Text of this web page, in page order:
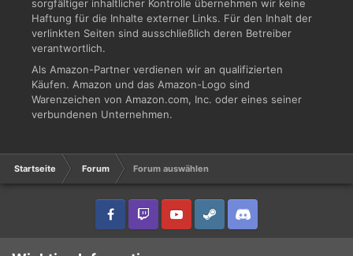
sorgfältiger inhaltlicher Kontrolle übernehmen wir keine
Haftung für die Inhalte externer Links. Für den Inhalt der
verlinkten Seiten sind ausschließlich deren Betreiber
verantwortlich.
Als Amazon-Partner verdienen wir an qualifizierten
Käufen. Amazon und das Amazon-Logo sind
Warenzeichen von Amazon.com, Inc. oder eines seiner
verbundenen Unternehmen.
Startseite Forum Forum auswählen